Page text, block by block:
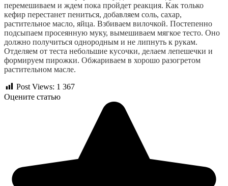
перемешиваем и ждем пока пройдет реакция. Как только
кефир перестанет пениться, добавляем соль, сахар,
растительное масло, яйца. Взбиваем вилочкой. Постепенно
подсыпаем просеянную муку, вымешиваем мягкое тесто. Оно
должно получиться однородным и не липнуть к рукам.
Отделяем от теста небольшие кусочки, делаем лепешечки и
формируем пирожки. Обжариваем в хорошо разогретом
растительном масле.
Post Views: 1 367
Оцените статью